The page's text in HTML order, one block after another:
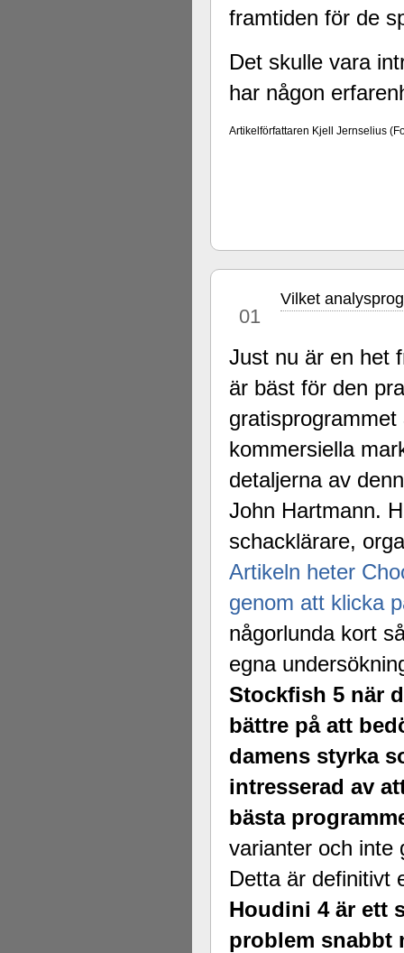
framtiden för de
Det skulle vara
har någon
Artikelförfattaren Kjell Jernselius
01
Vilket
Just nu är en het
är bäst för den
gratisprogrammet
kommersiella
detaljerna av
John Hartmann.
schacklärare,
Artikeln heter
genom att klicka
någorlunda kort
egna
Stockfish 5 när
bättre på att
damens styrka
intresserad av
bästa
varianter och inte
Detta är definitivt
Houdini 4 är ett
problem snabbt